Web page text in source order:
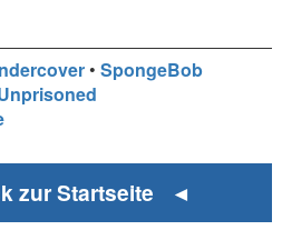
•SpongeBob
zur Startseite ◄